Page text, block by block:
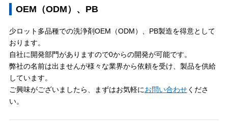
OEM（ODM）、PB
少ロット多品種での洗浄剤OEM（ODM）、PB製造を得意として
おります。
自社に開発部門がありますので0からの開発が可能です。
弊社の名前は出ませんが様々な業界から依頼を受け、製品を供給
しています。
ご興味がございましたら、まずはお気軽にお問い合わせくださ
い。